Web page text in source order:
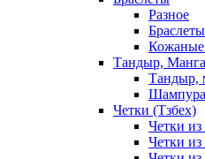
Разное
Кожаные
Тандыр,
Тандыр,
Четки (Тзбех)
Четки из
Четки из